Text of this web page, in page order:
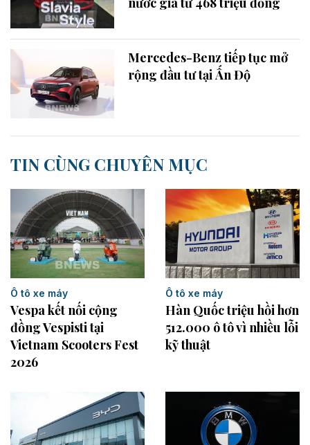
Mercedes-Benz tiếp tục mở
rộng đầu tư tại Ấn Độ
TIN CÙNG CHUYÊN MỤC
Ô tô xe máy
Vespa kết nối cộng
đồng Vespisti tại
Vietnam Scooters Fest
2026
Ô tô xe máy
Hàn Quốc triệu hồi hơn
512.000 ô tô vì nhiều lỗi
kỹ thuật